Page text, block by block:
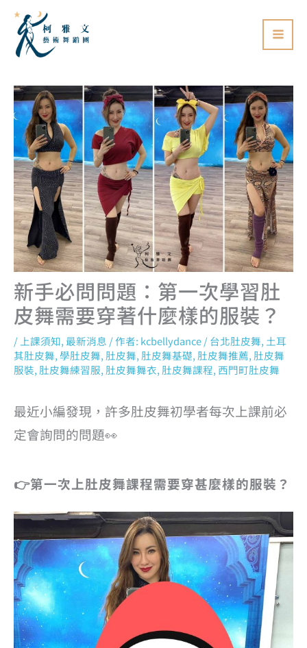
新手必問問題：第一次學習肚
皮舞需要穿著什麼樣的服裝？
/ 上課須知, 最新消息 / 作者: kcbellydance/台北肚皮舞, 土耳
其肚皮舞,學肚皮舞, 肚皮舞, 肚皮舞基礎, 肚皮舞推薦, 肚皮舞
服裝, 肚皮舞練習服, 肚皮舞舞衣, 肚皮舞課程, 西門町肚皮舞
最近小編發現，許多肚皮舞初學者每次上課前必
定會詢問的問題👀
👉第一次上肚皮舞課程需要穿甚麼樣的服裝？